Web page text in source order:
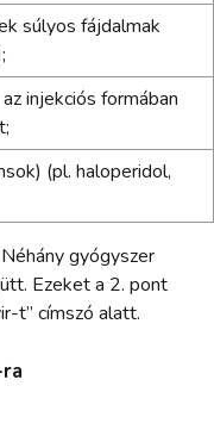
súlyos fájdalmak
injekciós formában
(pl. haloperidol,
gyógyszer
Ezeket a 2. pont
t” címszó alatt.